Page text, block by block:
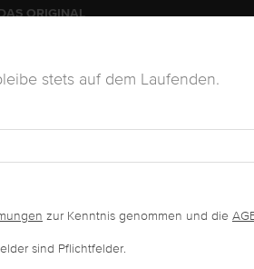
ORIGINAL
stets auf dem Laufenden.
zur Kenntnis genommen und die
sind Pflichtfelder.